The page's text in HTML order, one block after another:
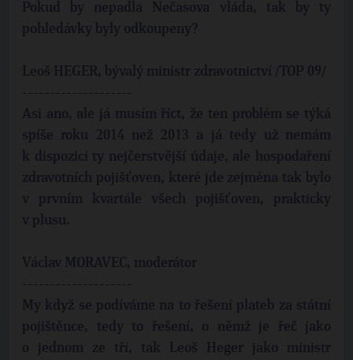
Pokud by nepadla Nečasova vláda, tak by ty
pohledávky byly odkoupeny?
Leoš HEGER, bývalý ministr zdravotnictví /TOP 09/
--------------------
Asi ano, ale já musím říct, že ten problém se týká
spíše roku 2014 než 2013 a já tedy už nemám
k dispozici ty nejčerstvější údaje, ale hospodaření
zdravotních pojišťoven, které jde zejména tak bylo
v prvním kvartále všech pojišťoven, prakticky
v plusu.
Václav MORAVEC, moderátor
--------------------
My když se podíváme na to řešení plateb za státní
pojištěnce, tedy to řešení, o němž je řeč jako
o jednom ze tří, tak Leoš Heger jako ministr